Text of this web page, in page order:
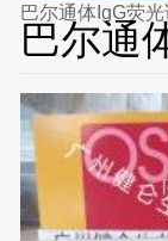
巴尔通体IgG荧
巴尔通